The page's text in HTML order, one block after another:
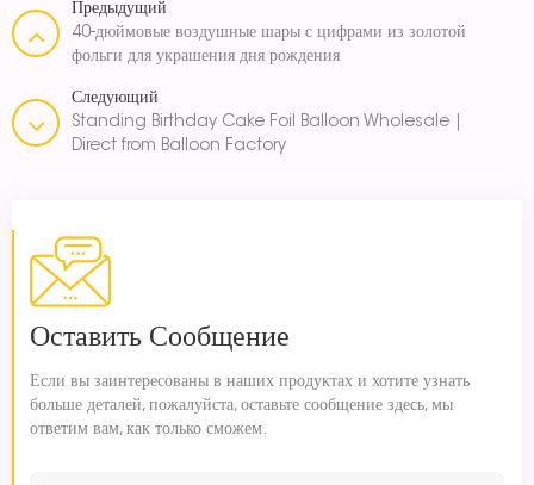
Предыдущий
40-дюймовые воздушные шары с цифрами из золотой
фольги для украшения дня рождения
Следующий
Standing Birthday Cake Foil Balloon Wholesale |
Direct from Balloon Factory
Оставить Сообщение
Если вы заинтересованы в наших продуктах и хотите узнать
больше деталей, пожалуйста, оставьте сообщение здесь, мы
ответим вам, как только сможем.